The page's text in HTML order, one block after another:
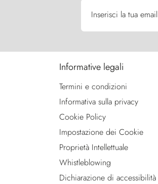
Inserisci la tua email
Informative legali
Termini e condizioni
Informativa sulla privacy
Cookie Policy
Impostazione dei Cookie
Proprietà Intellettuale
Whistleblowing
Dichiarazione di accessibilità